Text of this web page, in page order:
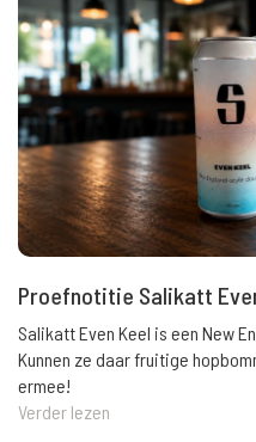
Proefnotitie Salikatt
Salikatt Even Keel is een New
Kunnen ze daar fruitige
ermee!
Verder lezen